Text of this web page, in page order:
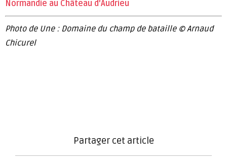
Normandie au Château d’Audrieu
Photo de Une : Domaine du champ de bataille © Arnaud
Chicurel
Partager cet article